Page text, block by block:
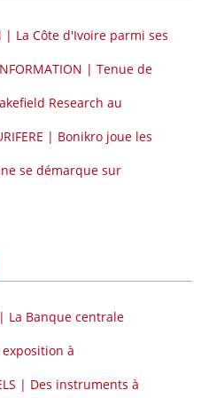
en Algérie où un permis de
bassin oriental lui a été attribué
des ressources en
rendue publique mercredi 15
cadre de sa politique de relance
se situe dans une zone de
son potentiel. BP pourra y
sur le terrain portant
mobilisation des financements
de fer à écartement standard
à la frontière avec le
milliards d'euros (3,19 milliards
au ministère ougandais des
| La Côte d'Ivoire parmi ses
| Tenue de
Research au
| Bonikro joue les
se démarque sur
| La Banque centrale
exposition à
| Des instruments à